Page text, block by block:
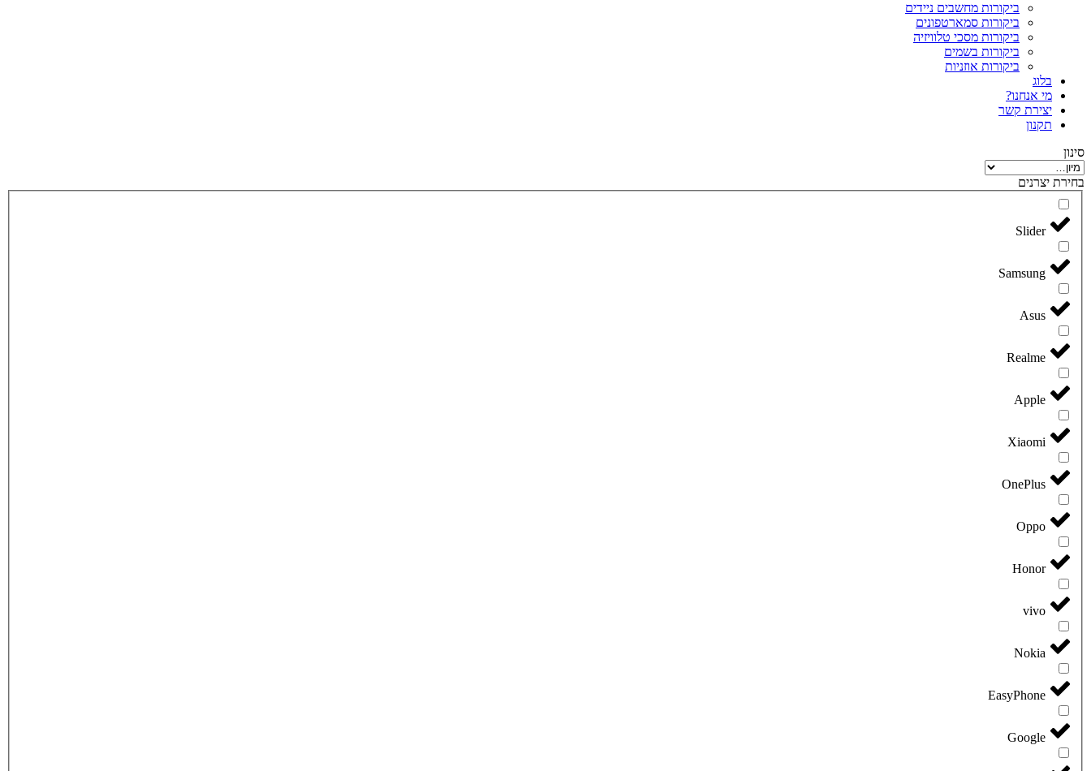
ביקורות מחשבים ניידים
ביקורות סמארטפונים
ביקורות מסכי טלוויזיה
ביקורות בשמים
ביקורות אוזניות
בלוג
מי אנחנו?
יצירת קשר
תקנון
סינון
בחירת יצרנים
Slider
Samsung
Asus
Realme
Apple
Xiaomi
OnePlus
Oppo
Honor
vivo
Nokia
EasyPhone
Google